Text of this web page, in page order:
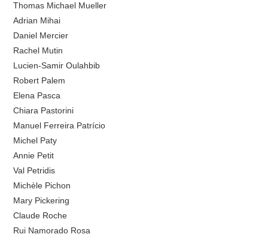
Thomas Michael Mueller
Adrian Mihai
Daniel Mercier
Rachel Mutin
Lucien-Samir Oulahbib
Robert Palem
Elena Pasca
Chiara Pastorini
Manuel Ferreira Patrício
Michel Paty
Annie Petit
Val Petridis
Michèle Pichon
Mary Pickering
Claude Roche
Rui Namorado Rosa